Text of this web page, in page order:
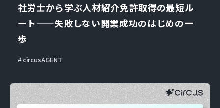
社労士から学ぶ人材紹介免許取得の最短ル
ート——失敗しない開業成功のはじめの一
歩
circusAGENT